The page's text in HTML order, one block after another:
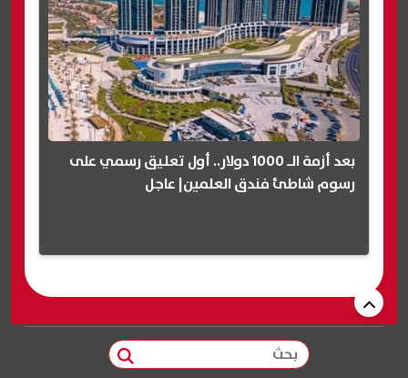
بعد أزمة الـ 1000 دولار.. أول تعليق رسمي على
رسوم شاطئ فندق العلمين| عاجل
بحث